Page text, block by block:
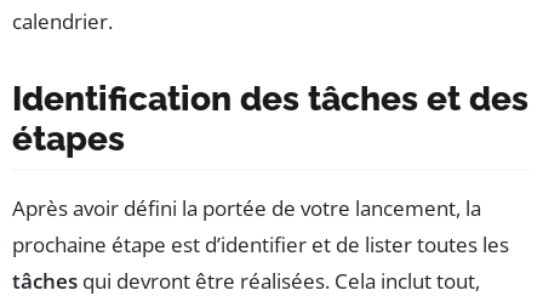
calendrier.
Identification des tâches et des
étapes
Après avoir défini la portée de votre lancement, la
prochaine étape est d’identifier et de lister toutes les
tâches qui devront être réalisées. Cela inclut tout,